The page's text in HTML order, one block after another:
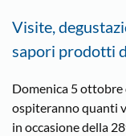
Visite,
sapori prodotti
Domenica 5
ospiteranno quanti
in occasione della